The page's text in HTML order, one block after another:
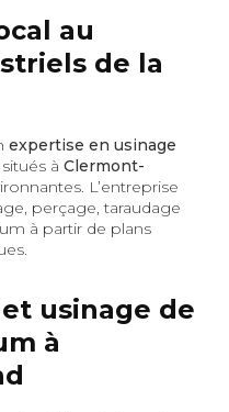
au
de la
expertise en usinage
à Clermont-
L’entreprise
perçage, taraudage
à partir de plans
usinage de
à